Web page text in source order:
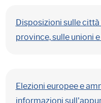
Disposizioni sulle
province, sulle unioni
Elezioni europee e
informazioni